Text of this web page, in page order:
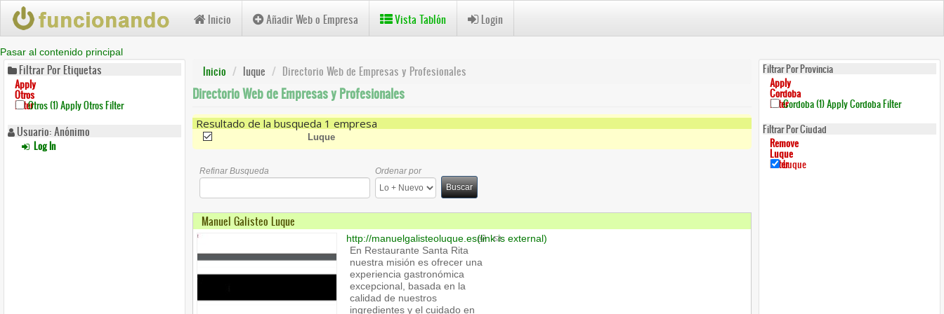
Pasar al contenido principal
Inicio Añadir Web o Empresa Vista Tablón Login
Filtrar Por Etiquetas
Apply
Otros
FilterOtros (1)Apply Otros Filter
Usuario: Anónimo
Log In
Inicio luque Directorio Web de Empresas y Profesionales
Directorio Web de Empresas y Profesionales
Resultado de la busqueda 1 empresa
(-) Luque
Refinar Busqueda
Ordenar por
Buscar
Manuel Galisteo Luque
http://manuelgalisteoluque.es(link is external)
En Restaurante Santa Rita
nuestra misión es ofrecer una
experiencia gastronómica
excepcional, basada en la
calidad de nuestros
ingredientes y el cuidado en
Filtrar Por Provincia
Apply
Cordoba
FilterCordoba (1)Apply Cordoba Filter
Filtrar Por Ciudad
Remove
Luque
FilterLuque